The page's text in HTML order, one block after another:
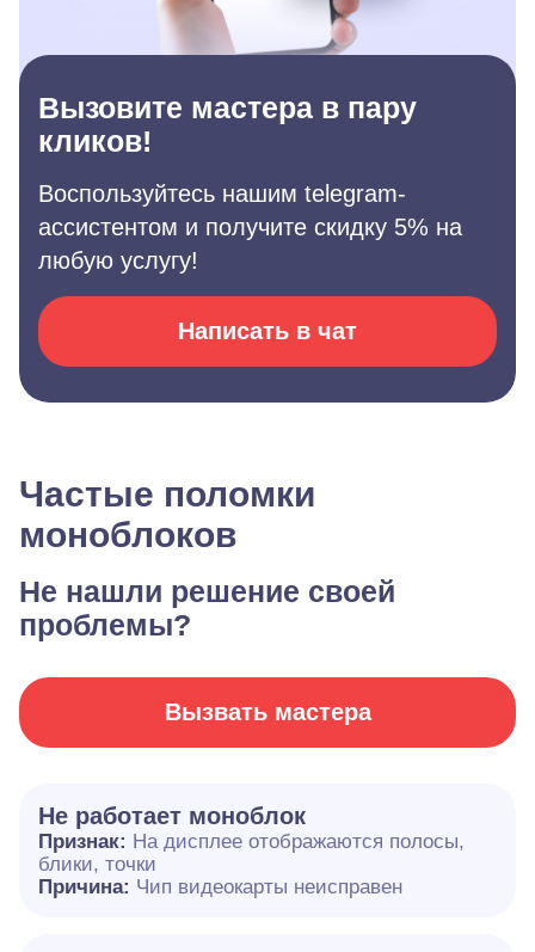
Вызовите мастера в пару
кликов!
Воспользуйтесь нашим telegram-
ассистентом и получите скидку 5% на
любую услугу!
Написать в чат
Частые поломки
моноблоков
Не нашли решение своей
проблемы?
Вызвать мастера
Не работает моноблок
Признак: На дисплее отображаются полосы,
блики, точки
Причина: Чип видеокарты неисправен